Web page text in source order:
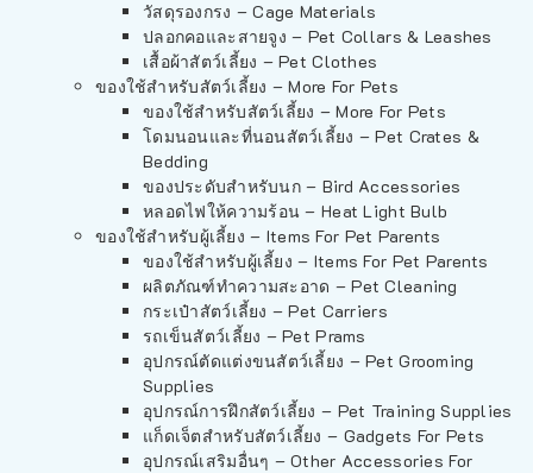
วัสดุรองกรง – Cage Materials
ปลอกคอและสายจูง – Pet Collars & Leashes
เสื้อผ้าสัตว์เลี้ยง – Pet Clothes
ของใช้สำหรับสัตว์เลี้ยง – More For Pets
ของใช้สำหรับสัตว์เลี้ยง – More For Pets
โดมนอนและที่นอนสัตว์เลี้ยง – Pet Crates &
Bedding
ของประดับสำหรับนก – Bird Accessories
หลอดไฟให้ความร้อน – Heat Light Bulb
ของใช้สำหรับผู้เลี้ยง – Items For Pet Parents
ของใช้สำหรับผู้เลี้ยง – Items For Pet Parents
ผลิตภัณฑ์ทำความสะอาด – Pet Cleaning
กระเป๋าสัตว์เลี้ยง – Pet Carriers
รถเข็นสัตว์เลี้ยง – Pet Prams
อุปกรณ์ตัดแต่งขนสัตว์เลี้ยง – Pet Grooming
Supplies
อุปกรณ์การฝึกสัตว์เลี้ยง – Pet Training Supplies
แก็ดเจ็ตสำหรับสัตว์เลี้ยง – Gadgets For Pets
อุปกรณ์เสริมอื่นๆ – Other Accessories For